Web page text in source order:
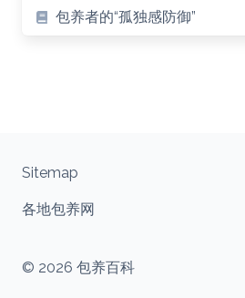
包养者的“孤独感防御”
© 2026 包养百科
Sitemap
各地包养网